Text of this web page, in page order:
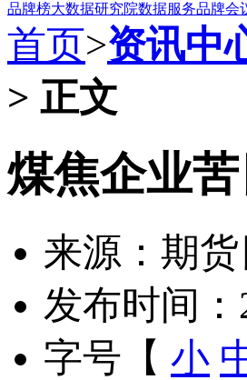
品牌榜大数据研究院数据服务品牌会
首页>资讯中
> 正文
煤焦企业
来源：期货
发布时间：
字号【 小